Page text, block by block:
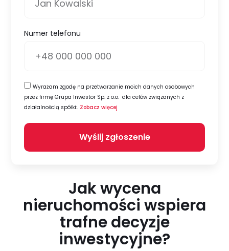
Numer telefonu
Wyrażam zgodę na przetwarzanie moich danych osobowych
przez firmę Grupa Inwestor Sp. z o.o. dla celów związanych z
działalnością spółki:. Zobacz więcej
Wyślij zgłoszenie
Jak wycena
nieruchomości wspiera
trafne decyzje
inwestycyjne?